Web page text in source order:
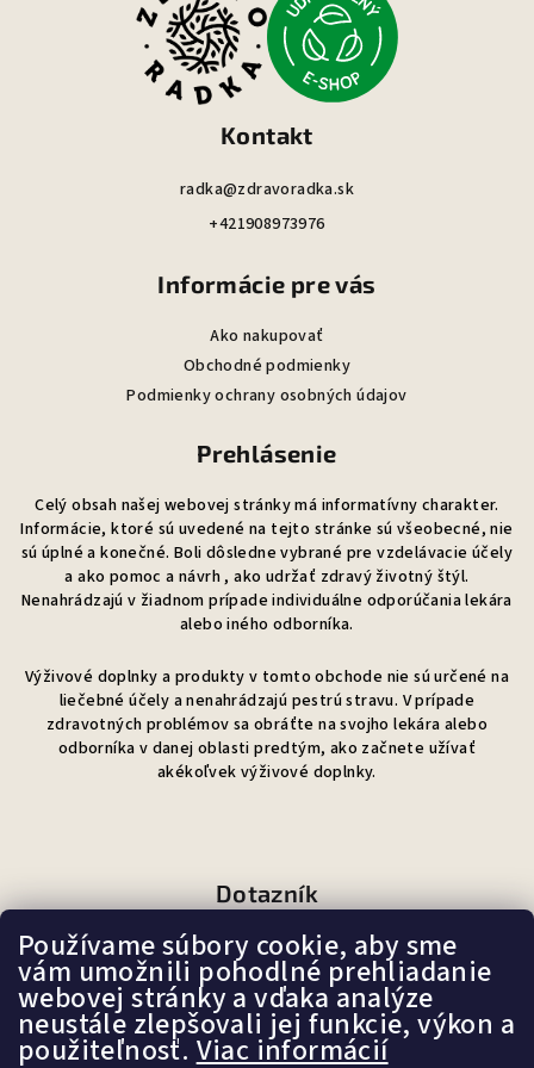
Používame súbory cookie, aby sme
vám umožnili pohodlné prehliadanie
webovej stránky a vďaka analýze
neustále zlepšovali jej funkcie, výkon a
použiteľnosť.Viac informácií
Kontakt
radka@zdravoradka.sk
+421908973976
Informácie pre vás
Ako nakupovať
Obchodné podmienky
Podmienky ochrany osobných údajov
Prehlásenie
Celý obsah našej webovej stránky má informatívny charakter.
Informácie, ktoré sú uvedené na tejto stránke sú všeobecné, nie
sú úplné a konečné. Boli dôsledne vybrané pre vzdelávacie účely
a ako pomoc a návrh , ako udržať zdravý životný štýl.
Nenahrádzajú v žiadnom prípade individuálne odporúčania lekára
alebo iného odborníka.
Výživové doplnky a produkty v tomto obchode nie sú určené na
liečebné účely a nenahrádzajú pestrú stravu. V prípade
zdravotných problémov sa obráťte na svojho lekára alebo
odborníka v danej oblasti predtým, ako začnete užívať
akékoľvek výživové doplnky.
Dotazník
Ako sa Vám páči náš e-shop?
Veľmi pekný
(87%)